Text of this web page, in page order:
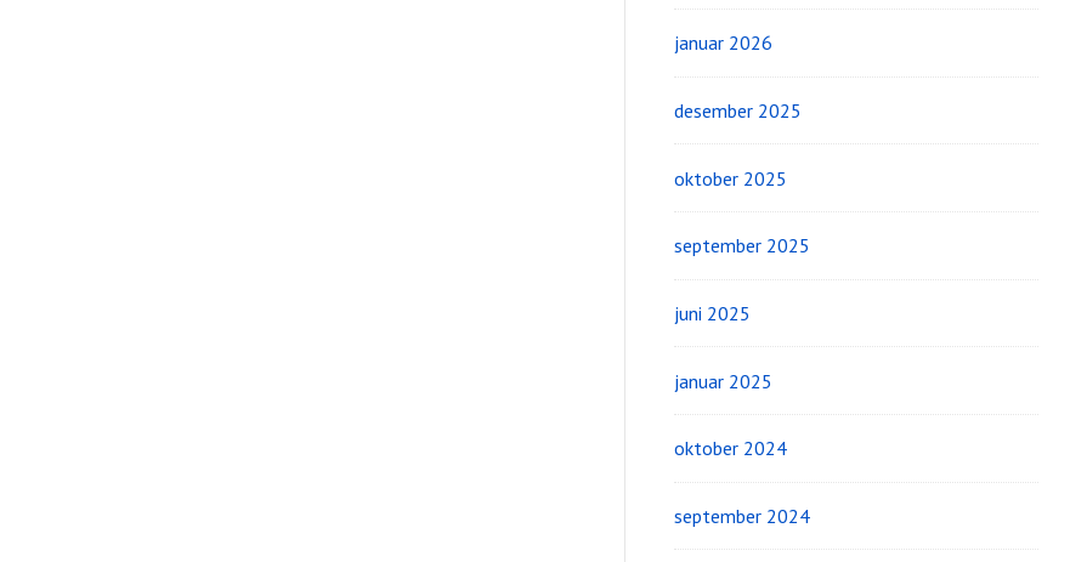
januar 2026
desember 2025
oktober 2025
september 2025
juni 2025
januar 2025
oktober 2024
september 2024